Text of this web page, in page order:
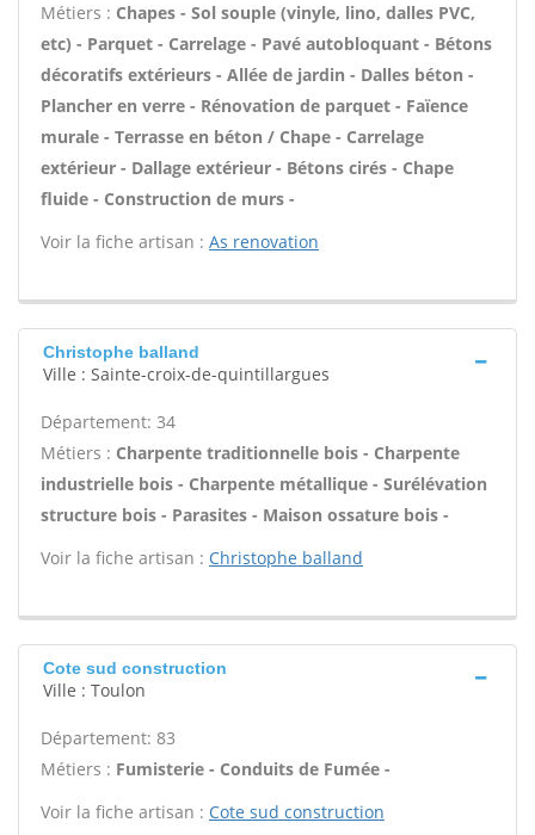
Métiers : Chapes - Sol souple (vinyle, lino, dalles PVC,
etc) - Parquet - Carrelage - Pavé autobloquant - Bétons
décoratifs extérieurs - Allée de jardin - Dalles béton -
Plancher en verre - Rénovation de parquet - Faïence
murale - Terrasse en béton / Chape - Carrelage
extérieur - Dallage extérieur - Bétons cirés - Chape
fluide - Construction de murs -
Voir la fiche artisan : As renovation
Christophe balland
Ville : Sainte-croix-de-quintillargues
Département: 34
Métiers : Charpente traditionnelle bois - Charpente
industrielle bois - Charpente métallique - Surélévation
structure bois - Parasites - Maison ossature bois -
Voir la fiche artisan : Christophe balland
Cote sud construction
Ville : Toulon
Département: 83
Métiers : Fumisterie - Conduits de Fumée -
Voir la fiche artisan : Cote sud construction